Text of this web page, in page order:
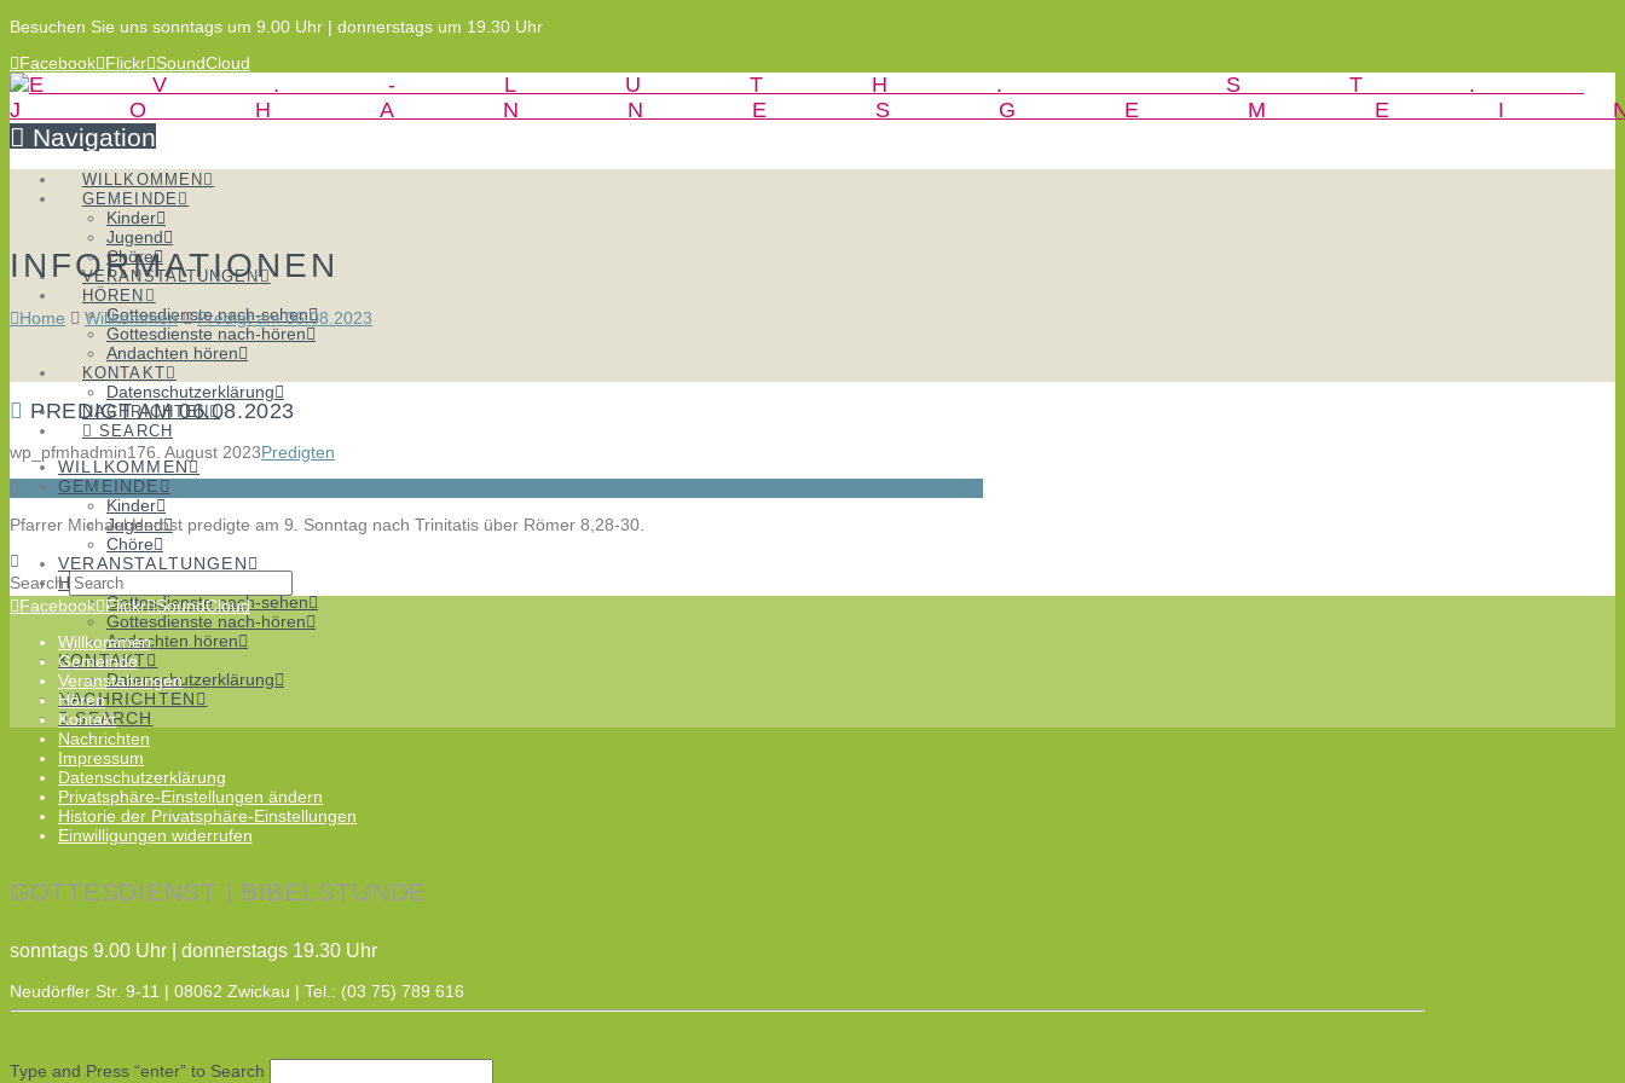
Besuchen Sie uns sonntags um 9.00 Uhr | donnerstags um 19.30 Uhr
Facebook Flickr SoundCloud
Navigation
WILLKOMMEN
GEMEINDE
Kinder
Jugend
Chöre
VERANSTALTUNGEN
HÖREN
Gottesdienste nach-sehen
Gottesdienste nach-hören
Andachten hören
KONTAKT
Datenschutzerklärung
NACHRICHTEN
SEARCH
WILLKOMMEN
GEMEINDE
Kinder
Jugend
Chöre
VERANSTALTUNGEN
HÖREN
Gottesdienste nach-sehen
Gottesdienste nach-hören
Andachten hören
KONTAKT
Datenschutzerklärung
NACHRICHTEN
SEARCH
INFORMATIONEN
Home Willkommen Predigt am 06.08.2023
PREDIGT AM 06.08.2023
wp_pfmhadmin176. August 2023Predigten
Pfarrer Michael Herbst predigte am 9. Sonntag nach Trinitatis über Römer 8,28-30.
Search
Facebook Flickr SoundCloud
Willkommen
Gemeinde
Veranstaltungen
Hören
Kontakt
Nachrichten
Impressum
Datenschutzerklärung
Privatsphäre-Einstellungen ändern
Historie der Privatsphäre-Einstellungen
Einwilligungen widerrufen
GOTTESDIENST | BIBELSTUNDE
sonntags 9.00 Uhr | donnerstags 19.30 Uhr
Neudörfler Str. 9-11 | 08062 Zwickau | Tel.: (03 75) 789 616
Type and Press “enter” to Search